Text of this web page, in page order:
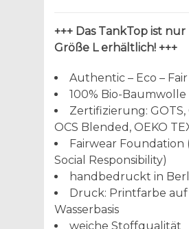
+++ Das TankTop ist
Größe L erhältlich! +++
Authentic – Eco –
100% Bio-Baumwolle
Zertifizierung: GOTS,
OCS Blended, OEKO
Fairwear Foundation
Social Responsibility)
handbedruckt in
Druck: Printfarbe auf
Wasserbasis
weiche Stoffqualität